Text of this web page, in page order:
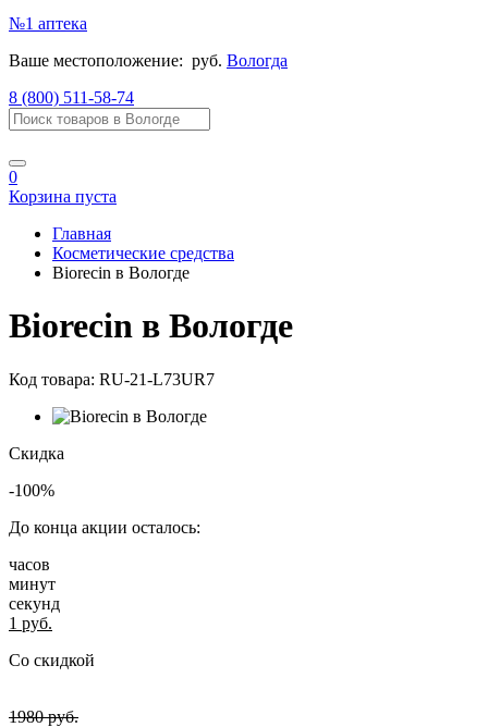
№1 аптека
Ваше местоположение: руб. Вологда
8 (800) 511-58-74
0
Корзина пуста
Главная
Косметические средства
Biorecin в Вологде
Biorecin в Вологде
Код товара: RU-21-L73UR7
Скидка
-100%
До конца акции осталось:
часов
минут
секунд
1 руб.
Со скидкой
1980руб.